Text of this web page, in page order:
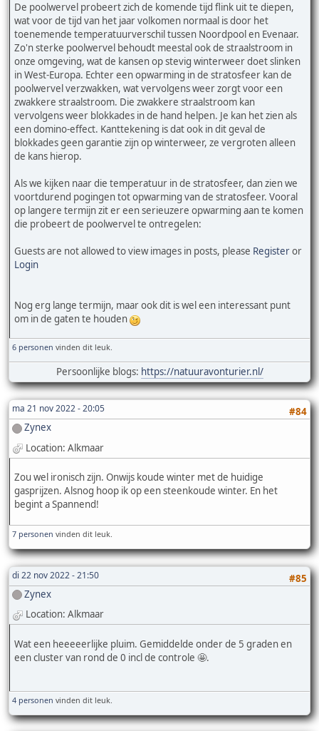
De poolwervel probeert zich de komende tijd flink uit te diepen,
wat voor de tijd van het jaar volkomen normaal is door het
toenemende temperatuurverschil tussen Noordpool en Evenaar.
Zo'n sterke poolwervel behoudt meestal ook de straalstroom in
onze omgeving, wat de kansen op stevig winterweer doet slinken
in West-Europa. Echter een opwarming in de stratosfeer kan de
poolwervel verzwakken, wat vervolgens weer zorgt voor een
zwakkere straalstroom. Die zwakkere straalstroom kan
vervolgens weer blokkades in de hand helpen. Je kan het zien als
een domino-effect. Kanttekening is dat ook in dit geval de
blokkades geen garantie zijn op winterweer, ze vergroten alleen
de kans hierop.
Als we kijken naar die temperatuur in de stratosfeer, dan zien we
voortdurend pogingen tot opwarming van de stratosfeer. Vooral
op langere termijn zit er een serieuzere opwarming aan te komen
die probeert de poolwervel te ontregelen:
Guests are not allowed to view images in posts, please Registeror
Login
Nog erg lange termijn, maar ook dit is wel een interessant punt
om in de gaten te houden
6 personen vinden dit leuk.
Persoonlijke blogs: https://natuuravonturier.nl/
ma 21 nov 2022 - 20:05
#84
Zynex
Location: Alkmaar
Zou wel ironisch zijn. Onwijs koude winter met de huidige
gasprijzen. Alsnog hoop ik op een steenkoude winter. En het
begint a Spannend!
7 personen vinden dit leuk.
di 22 nov 2022 - 21:50
#85
Zynex
Location: Alkmaar
Wat een heeeeerlijke pluim. Gemiddelde onder de 5 graden en
een cluster van rond de 0 incl de controle 🤩.
4 personen vinden dit leuk.